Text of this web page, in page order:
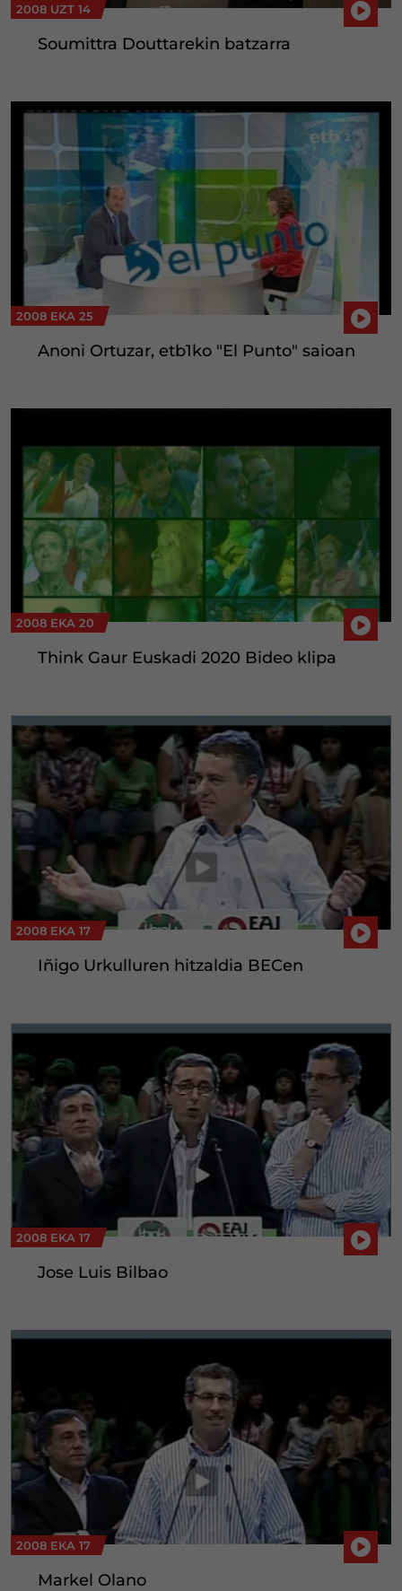
2008 UZT 14
Soumittra Douttarekin batzarra
2008 EKA 25
Anoni Ortuzar, etb1ko "El Punto" saioan
2008 EKA 20
Think Gaur Euskadi 2020 Bideo klipa
2008 EKA 17
Iñigo Urkulluren hitzaldia BECen
2008 EKA 17
Jose Luis Bilbao
2008 EKA 17
Markel Olano